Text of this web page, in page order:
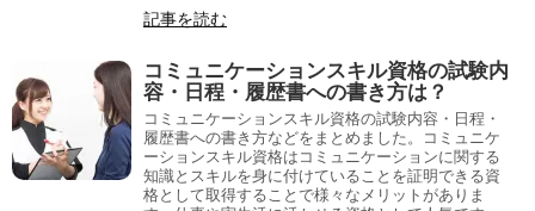
記事を読む
コミュニケーションスキル資格の試験内
容・日程・履歴書への書き方は？
コミュニケーションスキル資格の試験内容・日程・
履歴書への書き方などをまとめました。コミュニケ
ーションスキル資格はコミュニケーションに関する
知識とスキルを身に付けていることを証明できる資
格として取得することで様々なメリットがありま